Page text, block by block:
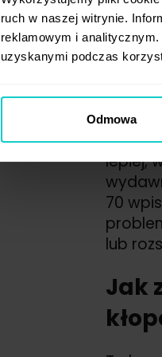
ruch w naszej witrynie.
reklamowym i
uzyskanymi podczas
Odmowa
co
na
Na
lepiej,
70
lub
Jak